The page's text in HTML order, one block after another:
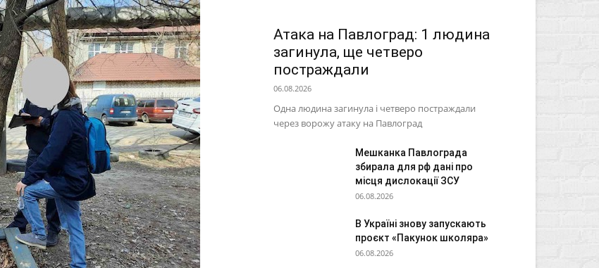
Атака на Павлоград: 1 людина
загинула, ще четверо
постраждали
06.08.2026
Одна людина загинула і четверо постраждали
через ворожу атаку на Павлоград
Мешканка Павлограда
збирала для рф дані про
місця дислокації ЗСУ
06.08.2026
В Україні знову запускають
проєкт «Пакунок школяра»
06.08.2026